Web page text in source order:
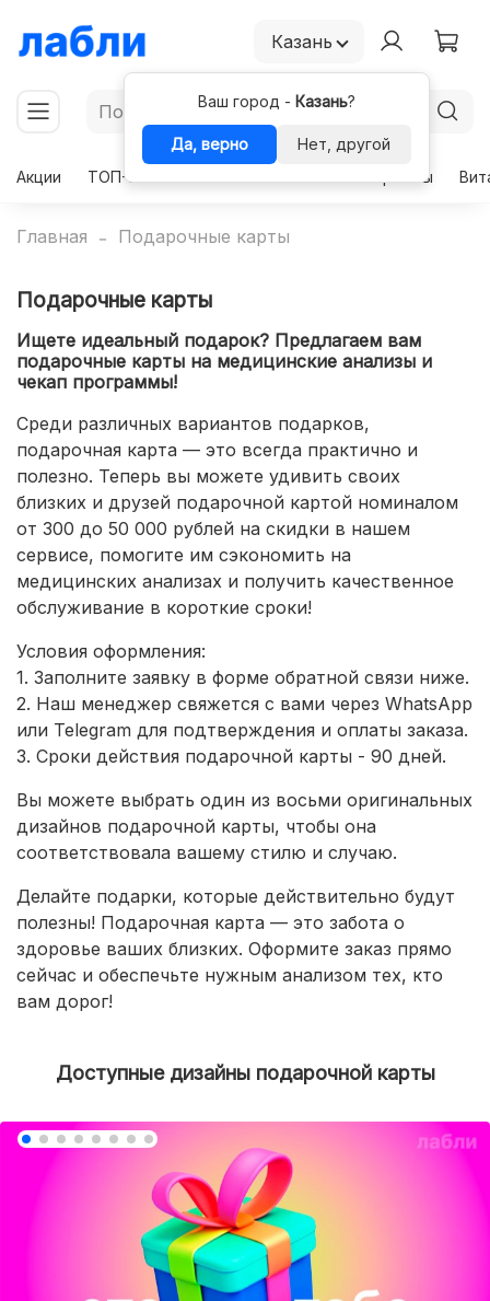
Казань
Ваш город - Казань?
Да, верно
Нет, другой
Акции
ТОП-50 Гормоны
Главная Подарочные карты
Подарочные карты
Ищете идеальный подарок? Предлагаем вам
подарочные карты на медицинские анализы и
чекап программы!
Среди различных вариантов подарков,
подарочная карта — это всегда практично и
полезно. Теперь вы можете удивить своих
близких и друзей подарочной картой номиналом
от 300 до 50 000 рублей на скидки в нашем
сервисе, помогите им сэкономить на
медицинских анализах и получить качественное
обслуживание в короткие сроки!
Условия оформления:
1. Заполните заявку в форме обратной связи ниже.
2. Наш менеджер свяжется с вами через WhatsApp
или Telegram для подтверждения и оплаты заказа.
3. Сроки действия подарочной карты - 90 дней.
Вы можете выбрать один из восьми оригинальных
дизайнов подарочной карты, чтобы она
соответствовала вашему стилю и случаю.
Делайте подарки, которые действительно будут
полезны! Подарочная карта — это забота о
здоровье ваших близких. Оформите заказ прямо
сейчас и обеспечьте нужным анализом тех, кто
вам дорог!
Доступные дизайны подарочной карты